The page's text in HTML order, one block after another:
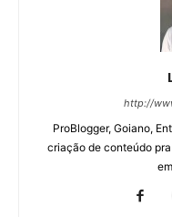
http://
ProBlogger, Goiano,
criação de conteúdo